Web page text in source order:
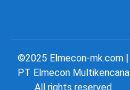
©2025 Elmecon-mk.com |
PT Elmecon Multikencana
All rights reserved